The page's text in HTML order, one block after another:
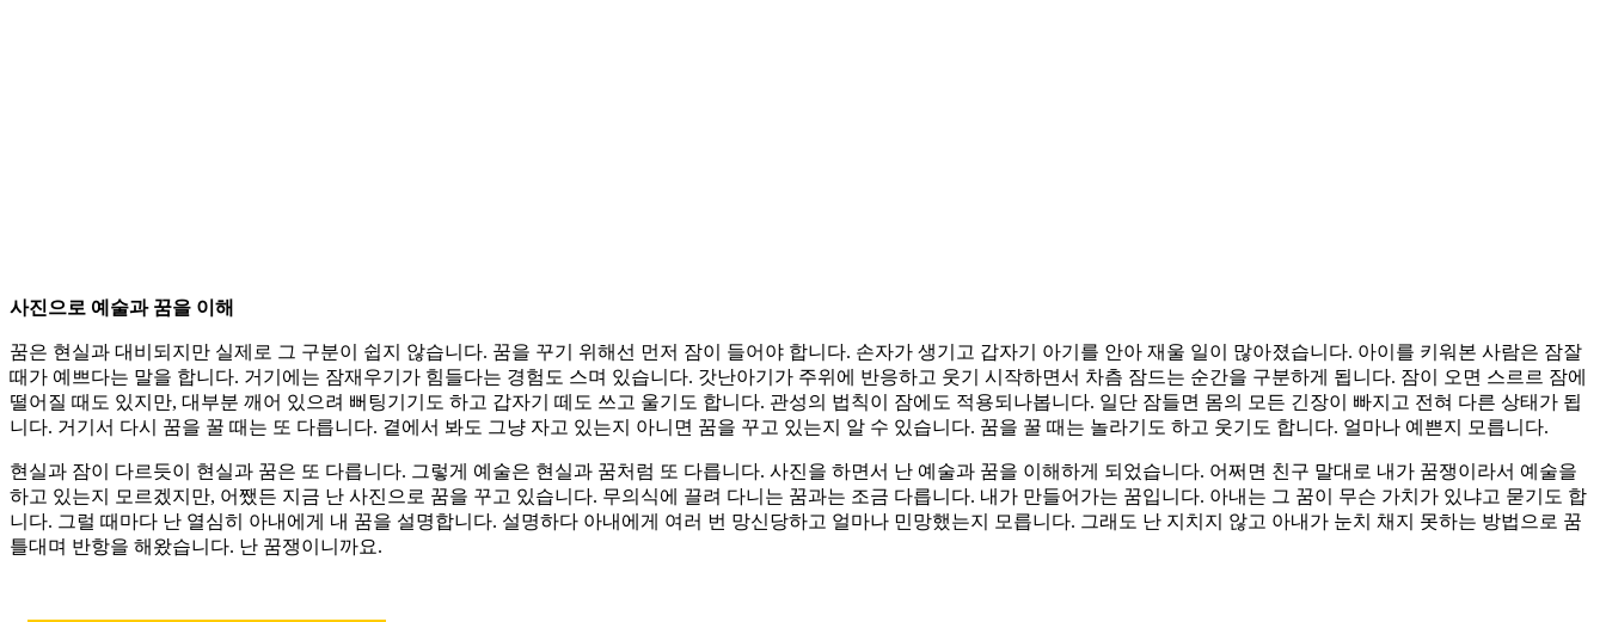
사진으로 예술과 꿈을 이해
꿈은 현실과 대비되지만 실제로 그 구분이 쉽지 않습니다. 꿈을 꾸기 위해선 먼저 잠이 들어야 합니다. 손자가 생기고 갑자기 아기를 안아 재울 일이 많아졌습니다. 아이를 키워본 사람은 잠잘
때가 예쁘다는 말을 합니다. 거기에는 잠재우기가 힘들다는 경험도 스며 있습니다. 갓난아기가 주위에 반응하고 웃기 시작하면서 차츰 잠드는 순간을 구분하게 됩니다. 잠이 오면 스르르 잠에
떨어질 때도 있지만, 대부분 깨어 있으려 뻐팅기기도 하고 갑자기 떼도 쓰고 울기도 합니다. 관성의 법칙이 잠에도 적용되나봅니다. 일단 잠들면 몸의 모든 긴장이 빠지고 전혀 다른 상태가 됩
니다. 거기서 다시 꿈을 꿀 때는 또 다릅니다. 곁에서 봐도 그냥 자고 있는지 아니면 꿈을 꾸고 있는지 알 수 있습니다. 꿈을 꿀 때는 놀라기도 하고 웃기도 합니다. 얼마나 예쁜지 모릅니다.
현실과 잠이 다르듯이 현실과 꿈은 또 다릅니다. 그렇게 예술은 현실과 꿈처럼 또 다릅니다. 사진을 하면서 난 예술과 꿈을 이해하게 되었습니다. 어쩌면 친구 말대로 내가 꿈쟁이라서 예술을
하고 있는지 모르겠지만, 어쨌든 지금 난 사진으로 꿈을 꾸고 있습니다. 무의식에 끌려 다니는 꿈과는 조금 다릅니다. 내가 만들어가는 꿈입니다. 아내는 그 꿈이 무슨 가치가 있냐고 묻기도 합
니다. 그럴 때마다 난 열심히 아내에게 내 꿈을 설명합니다. 설명하다 아내에게 여러 번 망신당하고 얼마나 민망했는지 모릅니다. 그래도 난 지치지 않고 아내가 눈치 채지 못하는 방법으로 꿈
틀대며 반항을 해왔습니다. 난 꿈쟁이니까요.